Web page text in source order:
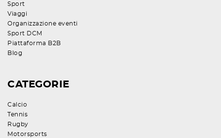
Sport
Viaggi
Organizzazione eventi
Sport DCM
Piattaforma B2B
Blog
CATEGORIE
Calcio
Tennis
Rugby
Motorsports